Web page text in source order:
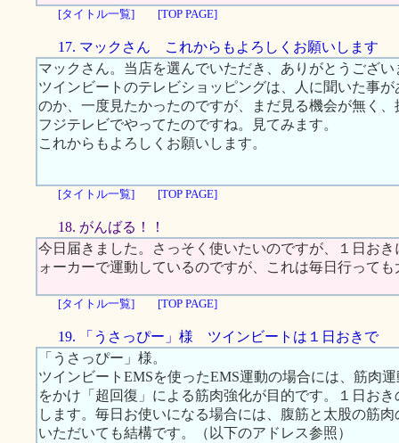
[タイトル一覧] [TOP PAGE]
17. マックさん これからもよろしくお願いします
マックさん。当店を選んでいただき、ありがとうござい
ツインビートのテレビショッピングは、人に聞いた事
のか、一度見たかったのですが、まだ見る機会が無く
フジテレビでやってたのですね。見てみます。
これからもよろしくお願いします。
[タイトル一覧] [TOP PAGE]
18. がんばる！！
今日届きました。さっそく使いたいのですが、１日お
ォーカーで運動しているのですが、これは毎日行って
[タイトル一覧] [TOP PAGE]
19. 「うさっぴー」様 ツインビートは１日おきで
「うさっぴー」様。
ツインビートEMSを使ったEMS運動の場合には、筋肉
をかけ「超回復」による筋肉強化が目的です。１日お
します。毎日お使いになる場合には、腹筋と太股の筋
いただいても結構です。（以下のアドレス参照）